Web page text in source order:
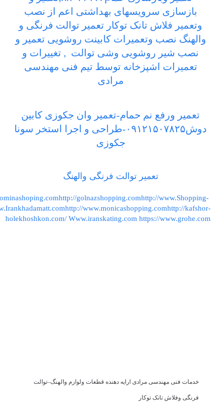
بازسازی سرویسهای بهداشتی اعم از نصب
وتعمیر فلاش تانک توکار تعمیر توالت فرنگی و
والهنگ نصب وتعمیرات کابینت روشویی تعمیر و
نصب شیر روشویی وشی توالت , تغییرات و
تعمیرات اشپزخانه توسط تیم فنی مهندسی
مرادی
تعمیر ورفع نم حمام-تعمیر وان جکوزی کابین
دوش۰۹۱۲۱۵۰۷۸۲۵-طراحی و اجرا استخر سونا
جکوزی
تعمیر توالت فرنگی والهنگ
http://golnazshopping.comhttp://www.Shopping-
http://www.monicashopping.comhttp://kafshor-
holekhoshkon.com/ Www.iranskating.com https://www.grohe.com
خدمات فنی مهندسی مرادی ارایه دهنده قطعات ولوازم والهنگ–توالت
فرنگی وفلاش تانک توکار